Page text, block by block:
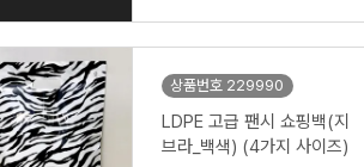
상품번호 229990
LDPE 고급 팬시 쇼핑백(지
브라_백색) (4가지 사이즈)